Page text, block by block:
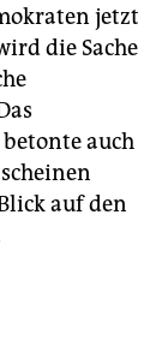
jetzt
die Sache
auch
auf den